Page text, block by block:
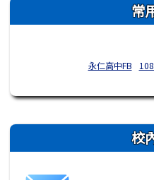
常
永仁高中FB
右邊區域內容 校